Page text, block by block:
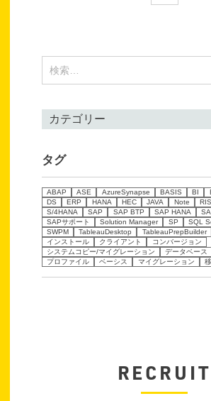
タグ
ABAP ASE AzureSynapse BASIS BI
DS
ERP HANA HEC JAVA Note
S/4HANA
SAP SAP BTP SAP HANA
SAPサポート
Solution Manager SP SQL
SWPM
TableauDesktop TableauPrepBuilder
インストール
クライアント
コンバージョン
システムコピー/マイグレーション
データベース
プロファイル
ベーシス マイグレーション
RECRUIT